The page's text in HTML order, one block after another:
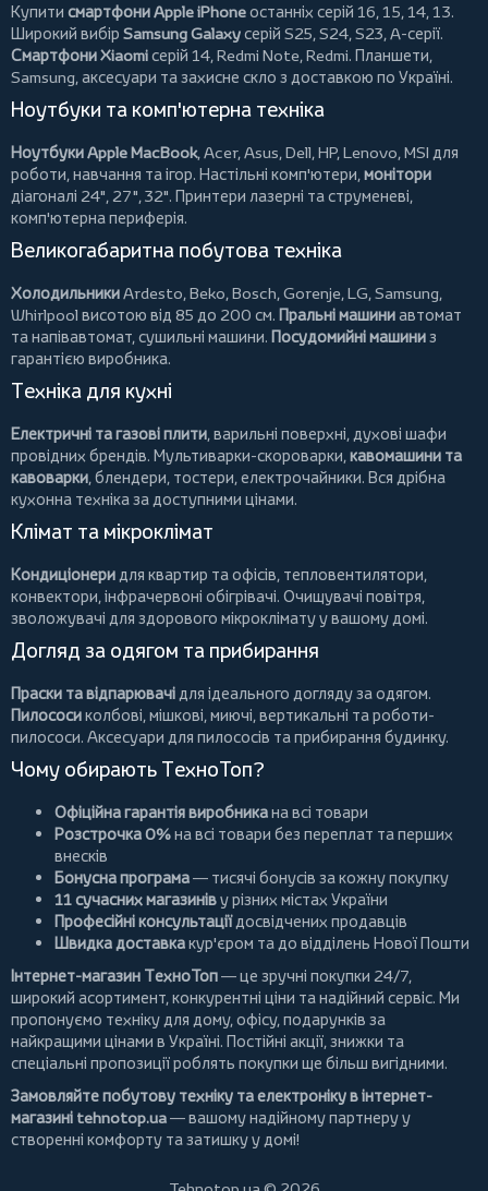
Купити смартфони Apple iPhoneостанніх серій 16, 15, 14, 13.
Широкий вибір Samsung Galaxyсерій S25, S24, S23, A-серії.
Смартфони Xiaomiсерій 14, Redmi Note, Redmi. Планшети,
Samsung, аксесуари тазахисне скло з доставкою по Україні.
Ноутбуки та комп'ютерна техніка
Ноутбуки Apple MacBook,Acer,Asus,Dell,HP,Lenovo,MSI для
роботи, навчання та ігор. Настільні комп'ютери,монітори
діагоналі 24", 27", 32". Принтери лазерні та струменеві,
комп'ютерна периферія.
Великогабаритна побутова техніка
ХолодильникиArdesto,Beko,Bosch,Gorenje,LG,Samsung,
Whirlpool висотою від 85 до 200 см. Пральні машиниавтомат
та напівавтомат,сушильні машини. Посудомийні машиниз
гарантією виробника.
Техніка для кухні
Електричні та газові плити, варильні поверхні, духові шафи
провідних брендів. Мультиварки-скороварки,кавомашини та
кавоварки,блендери, тостери,електрочайники. Вся дрібна
кухонна техніка за доступними цінами.
Клімат та мікроклімат
Кондиціонеридля квартир та офісів, тепловентилятори,
конвектори,інфрачервоні обігрівачі. Очищувачі повітря,
зволожувачі для здорового мікроклімату у вашому домі.
Догляд за одягом та прибирання
Праски та відпарювачідля ідеального догляду за одягом.
Пилососиколбові,мішкові,миючі,вертикальні тароботи-
пилососи. Аксесуари для пилососів та прибирання будинку.
Чому обирають ТехноТоп?
Офіційна гарантія виробникана всі товари
Розстрочка 0%на всі товари без переплат та перших
внесків
Бонусна програма— тисячі бонусів за кожну покупку
11 сучасних магазиніву різних містах України
Професійні консультаціїдосвідчених продавців
Швидка доставкакур'єром та до відділень Нової Пошти
Інтернет-магазин ТехноТоп— це зручні покупки 24/7,
широкий асортимент, конкурентні ціни та надійний сервіс. Ми
пропонуємо техніку для дому, офісу, подарунків за
найкращими цінами в Україні. Постійні акції, знижки та
спеціальні пропозиції роблять покупки ще більш вигідними.
Замовляйте побутову техніку та електроніку в інтернет-
магазині tehnotop.ua— вашому надійному партнеру у
створенні комфорту та затишку у домі!